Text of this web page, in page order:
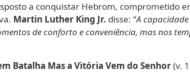
a conquistar Hebrom, comprometido
Martin Luther King Jr. disse: “A capacidade
de conforto e conveniência, mas nos
Batalha Mas a Vitória Vem do Senhor(v.